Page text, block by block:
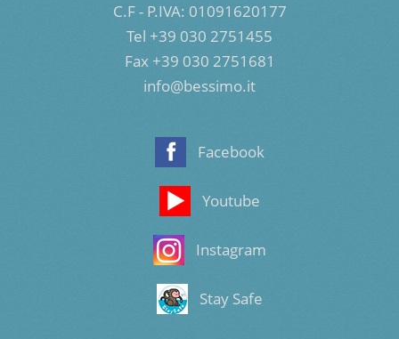
C.F - P.IVA: 01091620177
Tel +39 030 2751455
Fax +39 030 2751681
info@bessimo.it
Facebook
Youtube
Instagram
Stay Safe